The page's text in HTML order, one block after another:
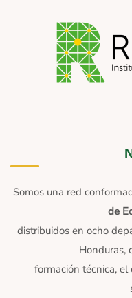
Somos una red
de
distribuidos en ocho
Honduras,
formación técnica,